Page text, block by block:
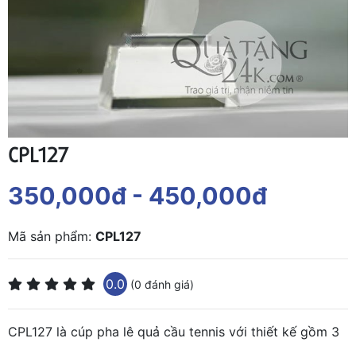
CPL127
350,000đ - 450,000đ
Mã sản phẩm: CPL127
0.0 (0 đánh giá)
CPL127 là cúp pha lê quả cầu tennis với thiết kế gồm 3